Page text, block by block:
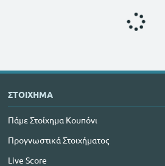
ΣΤΟΙΧΗΜΑ
Πάμε Στοίχημα Κουπόνι
Προγνωστικά Στοιχήματος
Live Score